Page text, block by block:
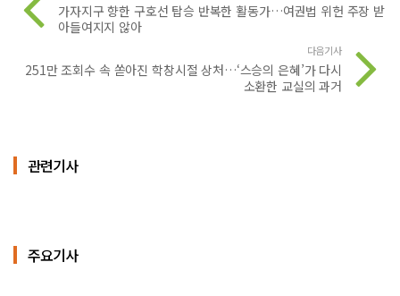
가자지구 향한 구호선 탑승 반복한 활동가…여권법 위헌 주장 받
아들여지지 않아
다음기사
251만 조회수 속 쏟아진 학창시절 상처…‘스승의 은혜’가 다시
소환한 교실의 과거
관련기사
주요기사